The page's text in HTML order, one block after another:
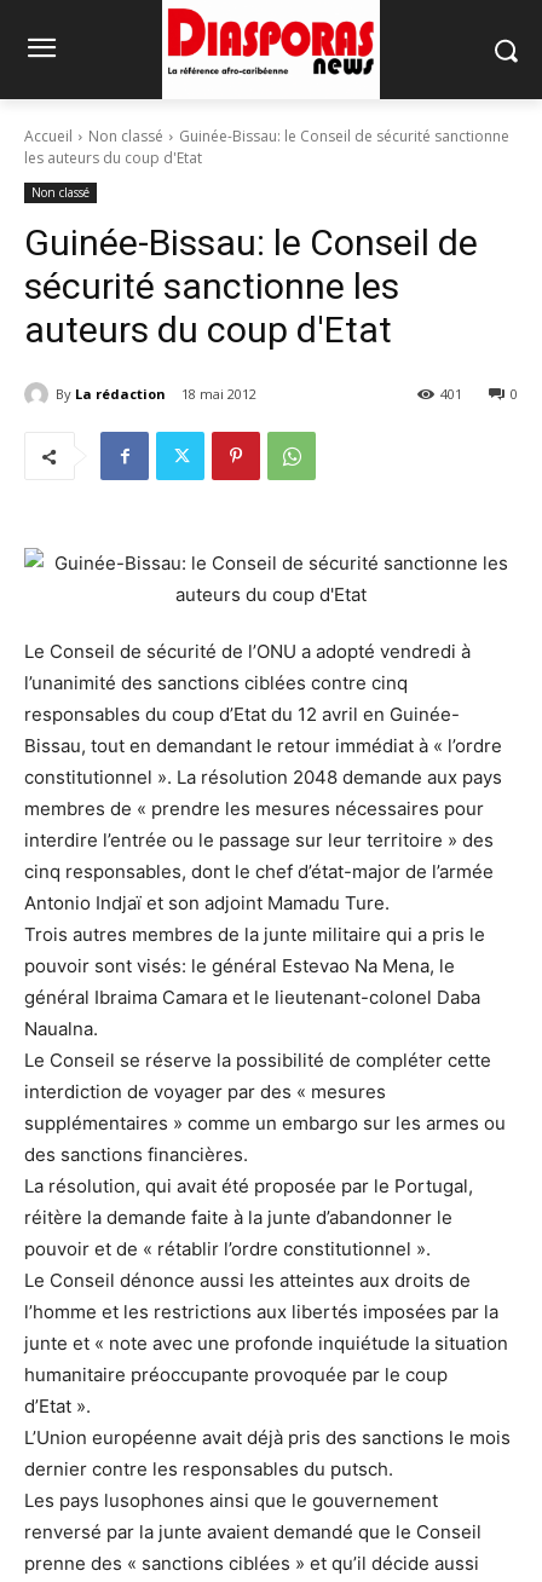
Accueil Non classé
Guinée-Bissau: le Conseil de sécurité sanctionne
les auteurs du coup d'Etat
Non classé
Guinée-Bissau: le Conseil de
sécurité sanctionne les
auteurs du coup d'Etat
By La rédaction 18 mai 2012 0
401
Le Conseil de sécurité de l’ONU a adopté vendredi à
l’unanimité des sanctions ciblées contre cinq
responsables du coup d’Etat du 12 avril en Guinée-
Bissau, tout en demandant le retour immédiat à « l’ordre
constitutionnel ». La résolution 2048 demande aux pays
membres de « prendre les mesures nécessaires pour
interdire l’entrée ou le passage sur leur territoire » des
cinq responsables, dont le chef d’état-major de l’armée
Antonio Indjaï et son adjoint Mamadu Ture.
Trois autres membres de la junte militaire qui a pris le
pouvoir sont visés: le général Estevao Na Mena, le
général Ibraima Camara et le lieutenant-colonel Daba
Naualna.
Le Conseil se réserve la possibilité de compléter cette
interdiction de voyager par des « mesures
supplémentaires » comme un embargo sur les armes ou
des sanctions financières.
La résolution, qui avait été proposée par le Portugal,
réitère la demande faite à la junte d’abandonner le
pouvoir et de « rétablir l’ordre constitutionnel ».
Le Conseil dénonce aussi les atteintes aux droits de
l’homme et les restrictions aux libertés imposées par la
junte et « note avec une profonde inquiétude la situation
humanitaire préoccupante provoquée par le coup
d’Etat ».
L’Union européenne avait déjà pris des sanctions le mois
dernier contre les responsables du putsch.
Les pays lusophones ainsi que le gouvernement
renversé par la junte avaient demandé que le Conseil
prenne des « sanctions ciblées » et qu’il décide aussi